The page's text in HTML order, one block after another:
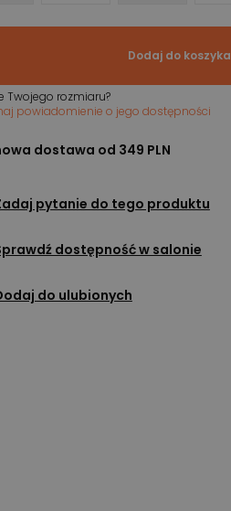
Dodaj do koszyka
Twojego rozmiaru?
powiadomienie o jego dostępności
dostawa od 349 PLN
pytanie do tego produktu
dostępność w salonie
do ulubionych